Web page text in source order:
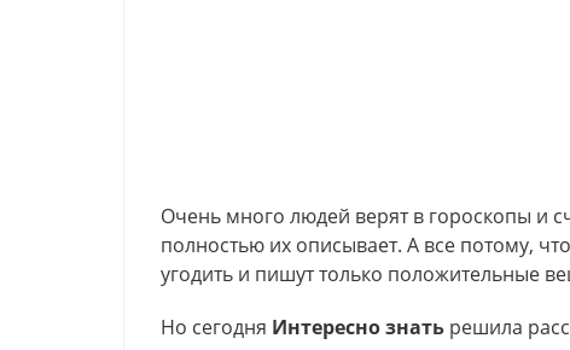
Очень много людей верят в гороскопы и
полностью их описывает. А все потому,
угодить и пишут только положительные
Но сегодня Интересно знать решила